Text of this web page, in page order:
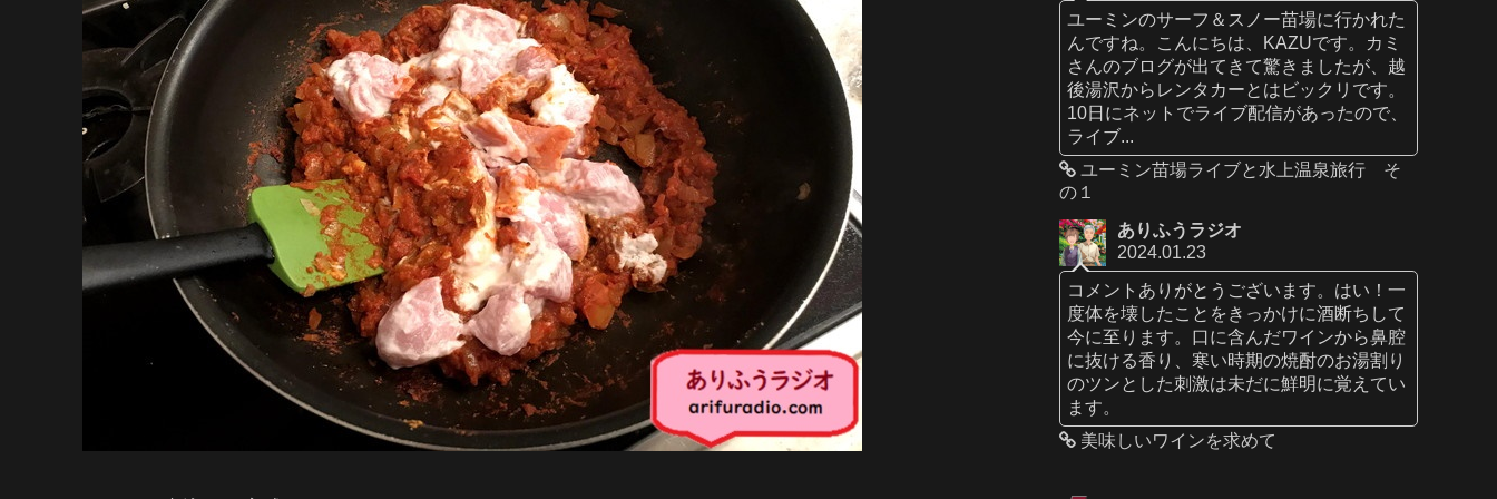
ユーミンのサーフ＆スノー苗場に行かれた
んですね。こんにちは、KAZUです。カミ
さんのブログが出てきて驚きましたが、越
後湯沢からレンタカーとはビックリです。
10日にネットでライブ配信があったので、
ライブ...
ユーミン苗場ライブと水上温泉旅行 そ
の１
ありふうラジオ
2024.01.23
コメントありがとうございます。はい！一
度体を壊したことをきっかけに酒断ちして
今に至ります。口に含んだワインから鼻腔
に抜ける香り、寒い時期の焼酎のお湯割り
のツンとした刺激は未だに鮮明に覚えてい
ます。
美味しいワインを求めて